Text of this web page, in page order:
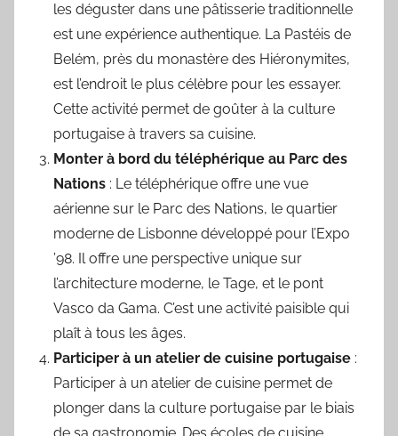
les déguster dans une pâtisserie traditionnelle
est une expérience authentique. La Pastéis de
Belém, près du monastère des Hiéronymites,
est l’endroit le plus célèbre pour les essayer.
Cette activité permet de goûter à la culture
portugaise à travers sa cuisine.
Monter à bord du téléphérique au Parc des
Nations : Le téléphérique offre une vue
aérienne sur le Parc des Nations, le quartier
moderne de Lisbonne développé pour l’Expo
’98. Il offre une perspective unique sur
l’architecture moderne, le Tage, et le pont
Vasco da Gama. C’est une activité paisible qui
plaît à tous les âges.
Participer à un atelier de cuisine portugaise :
Participer à un atelier de cuisine permet de
plonger dans la culture portugaise par le biais